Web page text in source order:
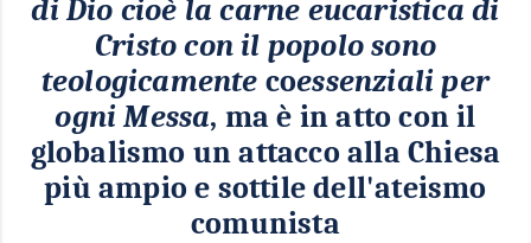
di Dio cioè la carne eucaristica di
Cristo con il popolo sono
teologicamente coessenziali per
ogni Messa, ma è in atto con il
globalismo un attacco alla Chiesa
più ampio e sottile dell'ateismo
comunista